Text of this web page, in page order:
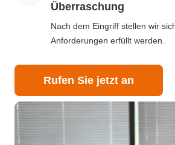
Überraschung
Nach dem Eingriff stellen wir
Anforderungen erfüllt werden.
Rufen Sie jetzt an